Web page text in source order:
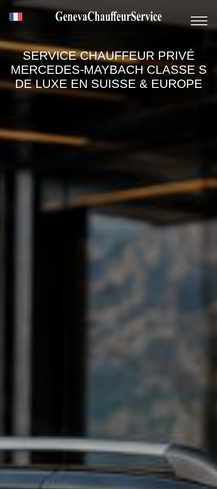
SERVICE CHAUFFEUR PRIVÉ
MERCEDES-MAYBACH CLASSE S
DE LUXE EN SUISSE & EUROPE